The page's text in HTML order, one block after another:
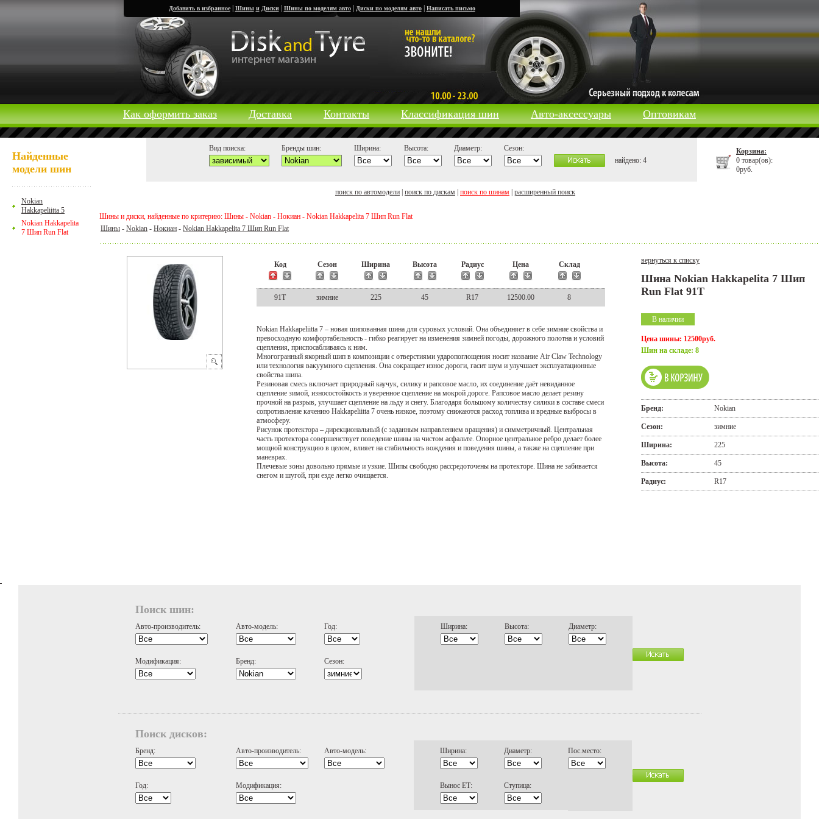
Добавить в избранное| Шины и Диски| Шины по моделям авто| Диски по моделям авто| Написать письмо
Как оформить заказ Доставка Контакты Классификация шин Авто-аксессуары Оптовикам
Корзина:
0 товар(ов):
0руб.
Найденные
модели шин
Nokian
Hakkapeliitta 5
Nokian Hakkapelita
7 Шип Run Flat
Вид поиска: Бренды шин: Ширина: Высота: Диаметр:
Сезон:
найдено: 4
поиск по автомодели поиск по дискам поиск по шинам расширенный поиск
Шины и диски, найденные по критерию: Шины - Nokian - Нокиан - Nokian Hakkapelita 7 Шип Run Flat
Шины - Nokian - Нокиан - Nokian Hakkapelita 7 Шип Run Flat
Код Сезон Ширина Высота Радиус Цена Склад
91T зимние 225 45 R17 12500.00 8
Nokian Hakkapeliitta 7 – новая шипованная шина для суровых условий. Она объединяет в себе зимние свойства и
превосходную комфортабельность - гибко реагирует на изменения зимней погоды, дорожного полотна и условий
сцепления, приспосабливаясь к ним.
Многогранный якорный шип в композиции с отверстиями ударопоглощения носит название Air Claw Technology
или технология вакуумного сцепления. Она сокращает износ дороги, гасит шум и улучшает эксплуатационные
свойства шипа.
Резиновая смесь включает природный каучук, силику и рапсовое масло, их соединение даёт невиданное
сцепление зимой, износостойкость и уверенное сцепление на мокрой дороге. Рапсовое масло делает резину
прочной на разрыв, улучшает сцепление на льду и снегу. Благодаря большому количеству силики в составе смеси
сопротивление качению Hakkapeliitta 7 очень низкое, поэтому снижаются расход топлива и вредные выбросы в
атмосферу.
Рисунок протектора – дирекциональный (с заданным направлением вращения) и симметричный. Центральная
часть протектора совершенствует поведение шины на чистом асфальте. Опорное центральное ребро делает более
мощной конструкцию в целом, влияет на стабильность вождения и поведения шины, а также на сцепление при
маневрах.
Плечевые зоны довольно прямые и узкие. Шипы свободно рассредоточены на протекторе. Шина не забивается
снегом и шугой, при езде легко очищается.
вернуться к списку
Шина Nokian Hakkapelita 7 Шип
Run Flat 91T
В наличии
Цена шины: 12500руб.
Шин на складе: 8
Бренд: Nokian
Сезон: зимние
Ширина: 225
Высота: 45
Радиус: R17
Поиск шин:
Авто-производитель: Авто-модель: Год:
Модификация: Бренд: Сезон:
Ширина: Высота: Диаметр:
Поиск дисков:
Бренд: Авто-производитель: Авто-модель:
Год: Модификация:
Ширина: Диаметр: Пос.место:
Вынос ЕТ: Ступица: